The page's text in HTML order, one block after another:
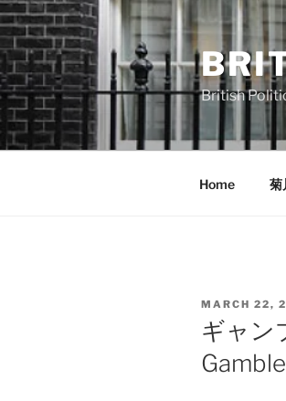
Skip
to
content
British
Home 菊
POSTED
MARCH 22,
ギャン